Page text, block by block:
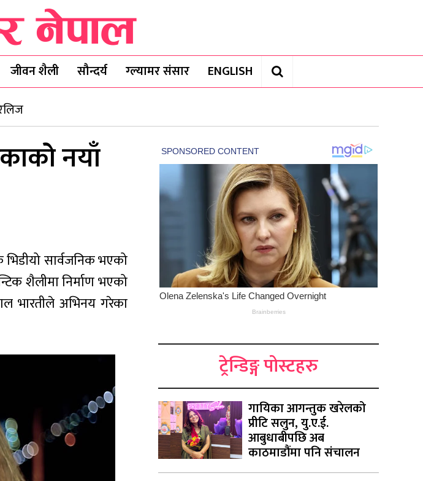
जीवन शैली सौन्दर्य ग्ल्यामर संसार
ENGLISH
नयाँ
सार्वजनिक भएको
शैलीमा निर्माण भएको
भारतीले अभिनय गरेका
ट्रेन्डिङ्ग पोस्टहरु
गायिका आगन्तुक खरेलको
प्रीटि सलुन, यु.ए.ई.
आबुधाबीपछि अब
काठमाडौंमा पनि संचालन